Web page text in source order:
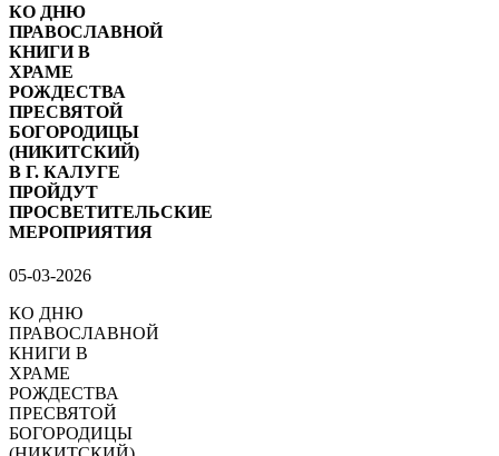
КО ДНЮ
ПРАВОСЛАВНОЙ
КНИГИ В
ХРАМЕ
РОЖДЕСТВА
ПРЕСВЯТОЙ
БОГОРОДИЦЫ
(НИКИТСКИЙ)
В Г. КАЛУГЕ
ПРОЙДУТ
ПРОСВЕТИТЕЛЬСКИЕ
МЕРОПРИЯТИЯ
05-03-2026
КО ДНЮ
ПРАВОСЛАВНОЙ
КНИГИ В
ХРАМЕ
РОЖДЕСТВА
ПРЕСВЯТОЙ
БОГОРОДИЦЫ